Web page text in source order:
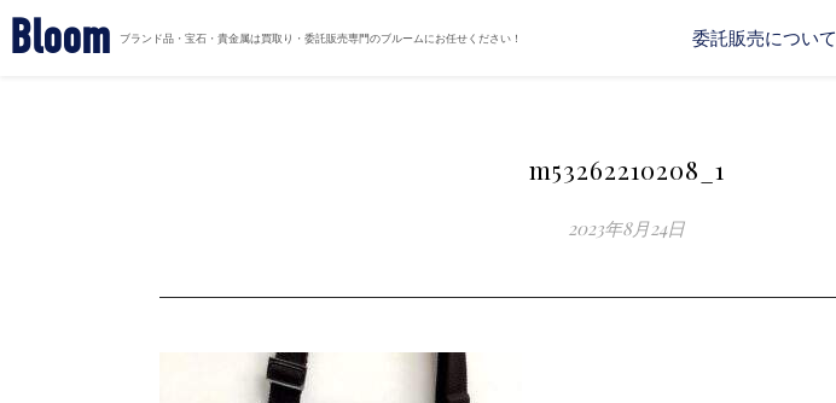
Bloom ブランド品・宝石・貴金属は買取り・委託販売専門のブルームにお任せください！ 委託販売について
m53262210208_1
2023年8月24日